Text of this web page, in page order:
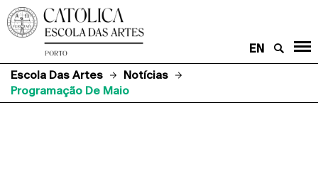
EN
Escola Das Artes
Notícias
Programação De Maio